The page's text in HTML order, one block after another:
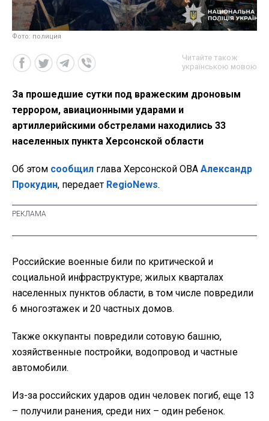
Фото: полиция
Читайте також
українською мовою
За прошедшие сутки под вражеским дроновым
террором, авиационными ударами и
артиллерийскими обстрелами находились 33
населенных пункта Херсонской области
Об этом сообщил глава Херсонской ОВА Александр
Прокудин, передает RegioNews.
Российские военные били по критической и
социальной инфраструктуре; жилых кварталах
населенных пунктов области, в том числе повредили
6 многоэтажек и 20 частных домов.
Также оккупанты повредили сотовую башню,
хозяйственные постройки, водопровод и частные
автомобили.
Из-за российских ударов один человек погиб, еще 13
– получили ранения, среди них – один ребенок.